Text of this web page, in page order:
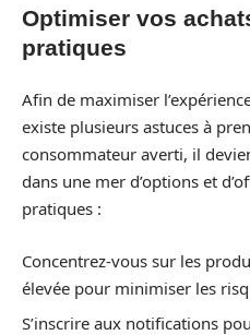
Optimiser vos
pratiques
Afin de maximiser
existe plusieurs astuces à
consommateur averti, il
dans une mer d’options et
pratiques :
Concentrez-vous sur les
élevée pour minimiser les
S’inscrire aux notifications